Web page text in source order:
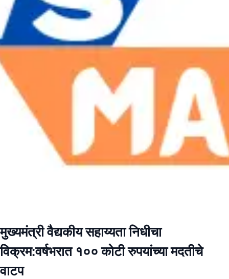
मुख्यमंत्री वैद्यकीय सहाय्यता निधीचा
विक्रम:वर्षभरात १०० कोटी रुपयांच्या मदतीचे
वाटप